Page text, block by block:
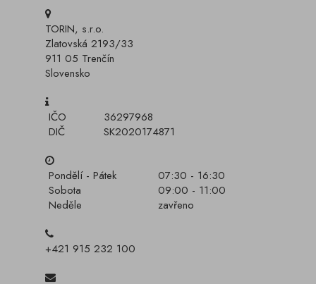
TORIN, s.r.o.
Zlatovská 2193/33
911 05 Trenčín
Slovensko
IČO
36297968
DIČ
SK2020174871
Pondělí - Pátek
07:30 - 16:30
Sobota
09:00 - 11:00
Neděle
zavřeno
+421 915 232 100